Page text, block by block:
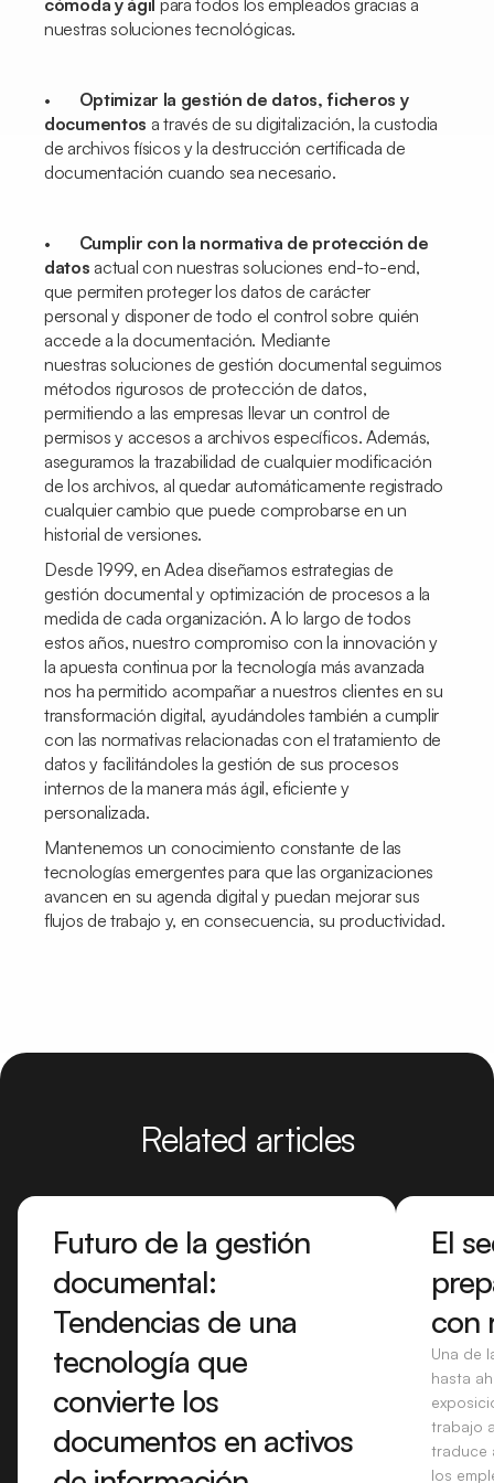
cómoda y ágil para todos los empleados gracias a
nuestras soluciones tecnológicas.
• Optimizar la gestión de datos, ficheros y
documentos a través de su digitalización, la custodia
de archivos físicos y la destrucción certificada de
documentación cuando sea necesario.
• Cumplir con la normativa de protección de
datos actual con nuestras soluciones end-to-end,
que permiten proteger los datos de carácter
personal y disponer de todo el control sobre quién
accede a la documentación. Mediante
nuestras soluciones de gestión documental seguimos
métodos rigurosos de protección de datos,
permitiendo a las empresas llevar un control de
permisos y accesos a archivos específicos. Además,
aseguramos la trazabilidad de cualquier modificación
de los archivos, al quedar automáticamente registrado
cualquier cambio que puede comprobarse en un
historial de versiones.
Desde 1999, en Adea diseñamos estrategias de
gestión documental y optimización de procesos a la
medida de cada organización. A lo largo de todos
estos años, nuestro compromiso con la innovación y
la apuesta continua por la tecnología más avanzada
nos ha permitido acompañar a nuestros clientes en su
transformación digital, ayudándoles también a cumplir
con las normativas relacionadas con el tratamiento de
datos y facilitándoles la gestión de sus procesos
internos de la manera más ágil, eficiente y
personalizada.
Mantenemos un conocimiento constante de las
tecnologías emergentes para que las organizaciones
avancen en su agenda digital y puedan mejorar sus
flujos de trabajo y, en consecuencia, su productividad.
Related articles
Futuro de la gestión
documental:
Tendencias de una
tecnología que
convierte los
documentos en activos
El
con
Una de
hasta
trabajo
traduce
los